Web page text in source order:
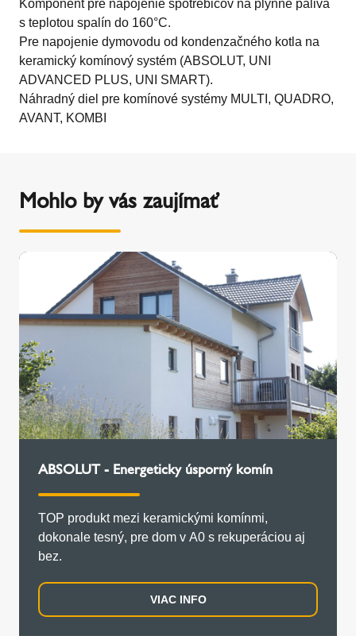
Komponent pre napojenie spotrebičov na plynné palivá
s teplotou spalín do 160°C.
Pre napojenie dymovodu od kondenzačného kotla na
keramický komínový systém (ABSOLUT, UNI
ADVANCED PLUS, UNI SMART).
Náhradný diel pre komínové systémy MULTI, QUADRO,
AVANT, KOMBI
Mohlo by vás zaujímať
ABSOLUT - Energeticky úsporný komín
TOP produkt mezi keramickými komínmi,
dokonale tesný, pre dom v A0 s rekuperáciou aj
bez.
VIAC INFO